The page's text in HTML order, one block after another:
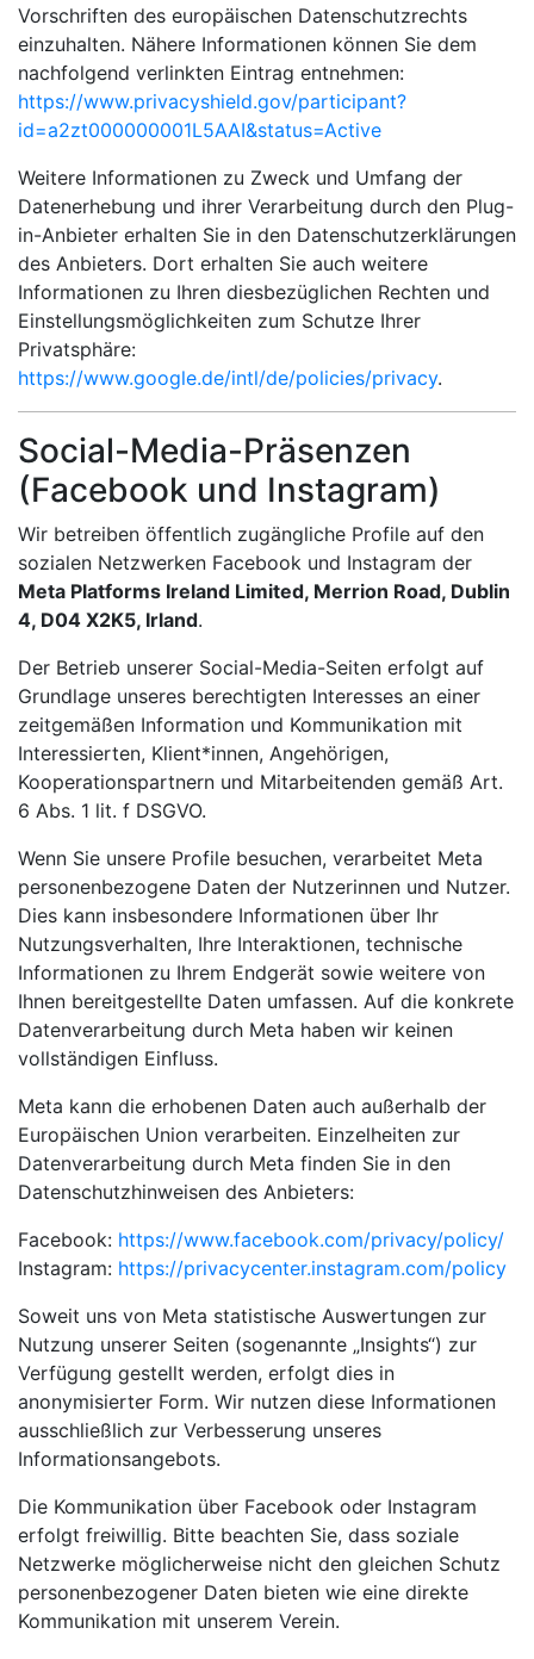
Vorschriften des europäischen Datenschutzrechts
einzuhalten. Nähere Informationen können Sie dem
nachfolgend verlinkten Eintrag entnehmen:
https://www.privacyshield.gov/participant?
id=a2zt000000001L5AAI&status=Active
Weitere Informationen zu Zweck und Umfang der
Datenerhebung und ihrer Verarbeitung durch den Plug-
in-Anbieter erhalten Sie in den Datenschutzerklärungen
des Anbieters. Dort erhalten Sie auch weitere
Informationen zu Ihren diesbezüglichen Rechten und
Einstellungsmöglichkeiten zum Schutze Ihrer
Privatsphäre:
https://www.google.de/intl/de/policies/privacy.
Social-Media-Präsenzen
(Facebook und Instagram)
Wir betreiben öffentlich zugängliche Profile auf den
sozialen Netzwerken Facebook und Instagram der
Meta Platforms Ireland Limited, Merrion Road, Dublin
4, D04 X2K5, Irland.
Der Betrieb unserer Social-Media-Seiten erfolgt auf
Grundlage unseres berechtigten Interesses an einer
zeitgemäßen Information und Kommunikation mit
Interessierten, Klient*innen, Angehörigen,
Kooperationspartnern und Mitarbeitenden gemäß Art.
6 Abs. 1 lit. f DSGVO.
Wenn Sie unsere Profile besuchen, verarbeitet Meta
personenbezogene Daten der Nutzerinnen und Nutzer.
Dies kann insbesondere Informationen über Ihr
Nutzungsverhalten, Ihre Interaktionen, technische
Informationen zu Ihrem Endgerät sowie weitere von
Ihnen bereitgestellte Daten umfassen. Auf die konkrete
Datenverarbeitung durch Meta haben wir keinen
vollständigen Einfluss.
Meta kann die erhobenen Daten auch außerhalb der
Europäischen Union verarbeiten. Einzelheiten zur
Datenverarbeitung durch Meta finden Sie in den
Datenschutzhinweisen des Anbieters:
Facebook: https://www.facebook.com/privacy/policy/
Instagram: https://privacycenter.instagram.com/policy
Soweit uns von Meta statistische Auswertungen zur
Nutzung unserer Seiten (sogenannte „Insights“) zur
Verfügung gestellt werden, erfolgt dies in
anonymisierter Form. Wir nutzen diese Informationen
ausschließlich zur Verbesserung unseres
Informationsangebots.
Die Kommunikation über Facebook oder Instagram
erfolgt freiwillig. Bitte beachten Sie, dass soziale
Netzwerke möglicherweise nicht den gleichen Schutz
personenbezogener Daten bieten wie eine direkte
Kommunikation mit unserem Verein.